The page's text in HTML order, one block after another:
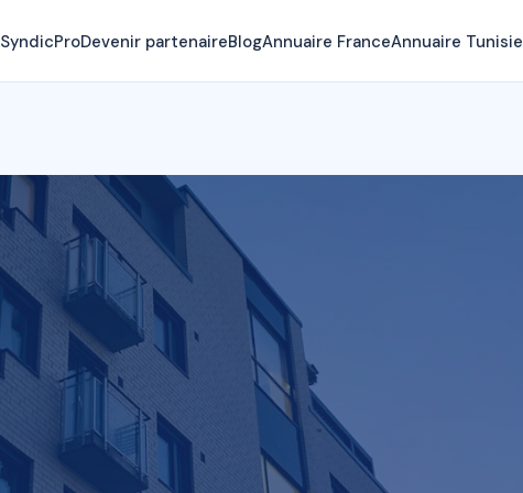
SyndicProDevenir partenaireBlogAnnuaire FranceAnnuaire Tunisie